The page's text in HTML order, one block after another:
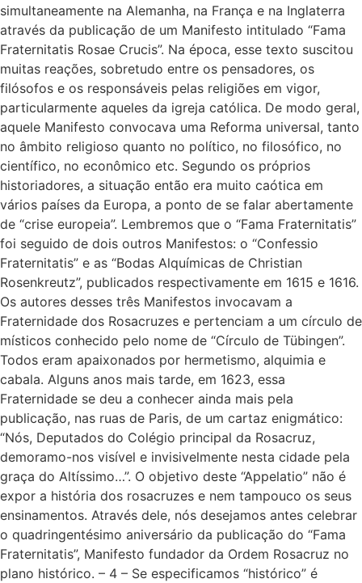
simultaneamente na Alemanha, na França e na Inglaterra
através da publicação de um Manifesto intitulado “Fama
Fraternitatis Rosae Crucis”. Na época, esse texto suscitou
muitas reações, sobretudo entre os pensadores, os
filósofos e os responsáveis pelas religiões em vigor,
particularmente aqueles da igreja católica. De modo geral,
aquele Manifesto convocava uma Reforma universal, tanto
no âmbito religioso quanto no político, no filosófico, no
científico, no econômico etc. Segundo os próprios
historiadores, a situação então era muito caótica em
vários países da Europa, a ponto de se falar abertamente
de “crise europeia”. Lembremos que o “Fama Fraternitatis”
foi seguido de dois outros Manifestos: o “Confessio
Fraternitatis” e as “Bodas Alquímicas de Christian
Rosenkreutz”, publicados respectivamente em 1615 e 1616.
Os autores desses três Manifestos invocavam a
Fraternidade dos Rosacruzes e pertenciam a um círculo de
místicos conhecido pelo nome de “Círculo de Tübingen”.
Todos eram apaixonados por hermetismo, alquimia e
cabala. Alguns anos mais tarde, em 1623, essa
Fraternidade se deu a conhecer ainda mais pela
publicação, nas ruas de Paris, de um cartaz enigmático:
“Nós, Deputados do Colégio principal da Rosacruz,
demoramo-nos visível e invisivelmente nesta cidade pela
graça do Altíssimo…”. O objetivo deste “Appelatio” não é
expor a história dos rosacruzes e nem tampouco os seus
ensinamentos. Através dele, nós desejamos antes celebrar
o quadringentésimo aniversário da publicação do “Fama
Fraternitatis”, Manifesto fundador da Ordem Rosacruz no
plano histórico. – 4 – Se especificamos “histórico” é